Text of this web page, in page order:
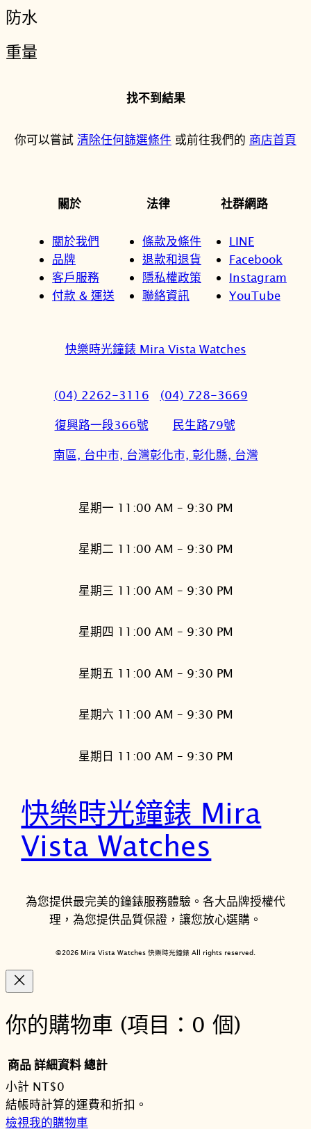
防水
重量
找不到結果
你可以嘗試 清除任何篩選條件 或前往我們的 商店首頁
關於
關於我們
品牌
客戶服務
付款 & 運送
法律
條款及條件
退款和退貨
隱私權政策
聯絡資訊
社群網路
LINE
Facebook
Instagram
YouTube
快樂時光鐘錶 Mira Vista Watches
(04) 2262-3116
復興路一段366號
南區, 台中市, 台灣
(04) 728-3669
民生路79號
彰化市, 彰化縣, 台灣
星期一 11:00 AM – 9:30 PM
星期二 11:00 AM – 9:30 PM
星期三 11:00 AM – 9:30 PM
星期四 11:00 AM – 9:30 PM
星期五 11:00 AM – 9:30 PM
星期六 11:00 AM – 9:30 PM
星期日 11:00 AM – 9:30 PM
快樂時光鐘錶 Mira
Vista Watches
為您提供最完美的鐘錶服務體驗。各大品牌授權代
理，為您提供品質保證，讓您放心選購。
©2026 Mira Vista Watches 快樂時光鐘錶 All rights reserved.
你的購物車 (項目：0 個)
購
商品詳細資料總計
小計 NT$0
結帳時計算的運費和折扣。
檢視我的購物車